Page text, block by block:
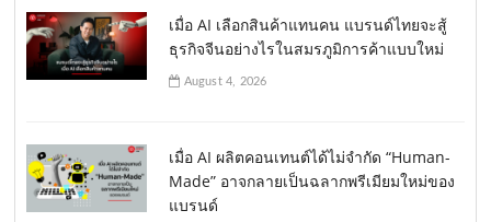
เมื่อ AI เลือกสินค้าแทนคน แบรนด์ไทยจะสู้
ธุรกิจจีนอย่างไรในสมรภูมิการค้าแบบใหม่
August 4, 2026
เมื่อ AI ผลิตคอนเทนต์ได้ไม่จำกัด “Human-
Made” อาจกลายเป็นฉลากพรีเมียมใหม่ของ
แบรนด์